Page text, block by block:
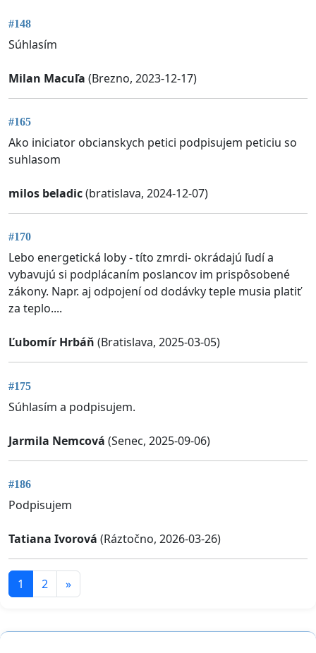
#148
Súhlasím
Milan Macuľa (Brezno, 2023-12-17)
#165
Ako iniciator obcianskych petici podpisujem peticiu so
suhlasom
milos beladic(bratislava, 2024-12-07)
#170
Lebo energetická loby - títo zmrdi- okrádajú ľudí a
vybavujú si podplácaním poslancov im prispôsobené
zákony. Napr. aj odpojení od dodávky teple musia platiť
za teplo....
Ľubomír Hrbáň (Bratislava, 2025-03-05)
#175
Súhlasím a podpisujem.
Jarmila Nemcová (Senec, 2025-09-06)
#186
Podpisujem
Tatiana Ivorová (Ráztočno, 2026-03-26)
1 2 »